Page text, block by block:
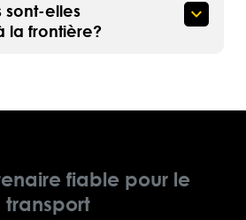
sont-elles
la frontière?
fiable pour le
transport